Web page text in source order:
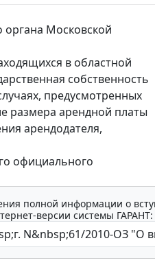
Московской
в областной
собственность
предусмотренных
размера арендной платы
арендодателя,
официального
полной информации о
версии системы ГАРАНТ: